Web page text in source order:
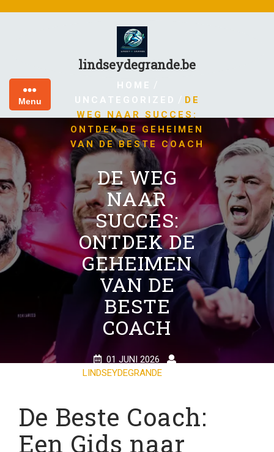
lindseydegrande.be
Menu
HOME /
UNCATEGORIZED / DE
WEG NAAR SUCCES:
ONTDEK DE GEHEIMEN
VAN DE BESTE COACH
DE WEG
NAAR
SUCCES:
ONTDEK DE
GEHEIMEN
VAN DE
BESTE
COACH
01 JUNI 2026
LINDSEYDEGRANDE
De Beste Coach:
Een Gids naar